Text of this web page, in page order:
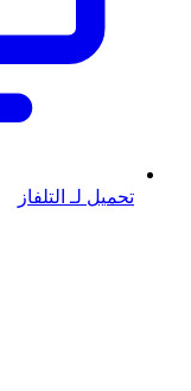
تحميل لـ التلفاز